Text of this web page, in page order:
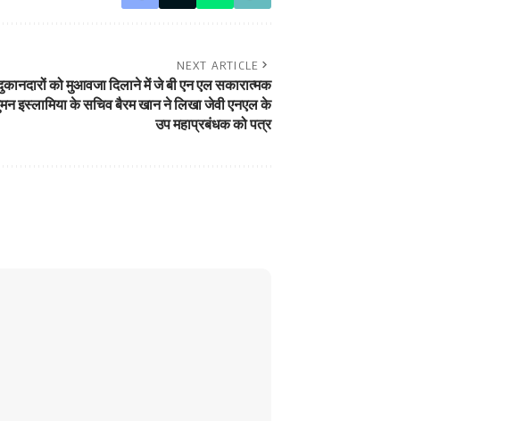
NEXT ARTICLE
को मुआवजा दिलाने में जे बी एन एल सकारात्मक
इस्लामिया के सचिव बैरम खान ने लिखा जेवी एनएल के
उप महाप्रबंधक को पत्र